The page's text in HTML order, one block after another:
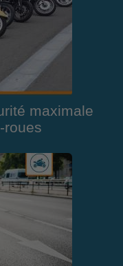
maximale
roues